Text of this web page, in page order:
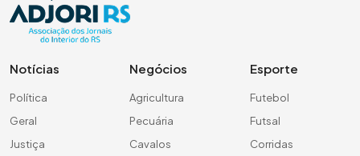
Notícias
Política
Geral
Justiça
Negócios
Agricultura
Pecuária
Cavalos
Esporte
Futebol
Futsal
Corridas